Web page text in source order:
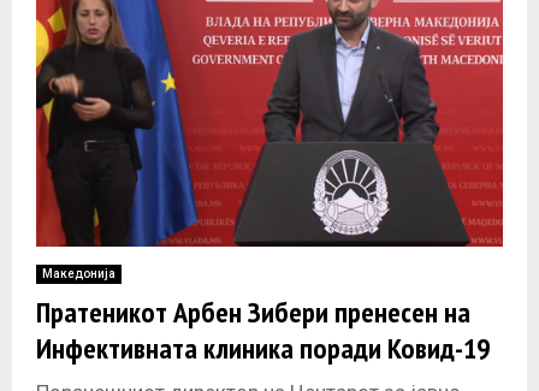
Македонија
Пратеникот Арбен Зибери пренесен на
Инфективната клиника поради Ковид-19